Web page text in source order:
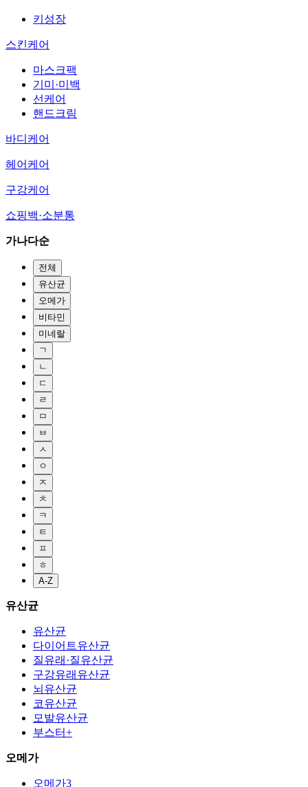
키성장
스킨케어
마스크팩
기미·미백
선케어
핸드크림
바디케어
헤어케어
구강케어
쇼핑백·소분통
가나다순
전체
유산균
오메가
비타민
미네랄
ㄱ
ㄴ
ㄷ
ㄹ
ㅁ
ㅂ
ㅅ
ㅇ
ㅈ
ㅊ
ㅋ
ㅌ
ㅍ
ㅎ
A-Z
유산균
유산균
다이어트유산균
질유래·질유산균
구강유래유산균
뇌유산균
코유산균
모발유산균
부스터+
오메가
오메가3